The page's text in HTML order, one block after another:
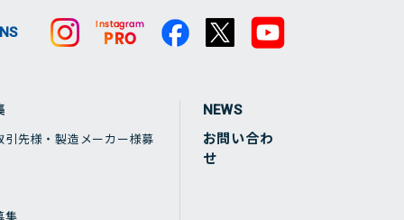
引先様・製造メーカー様募
集
NEWS
お問い合わ
せ